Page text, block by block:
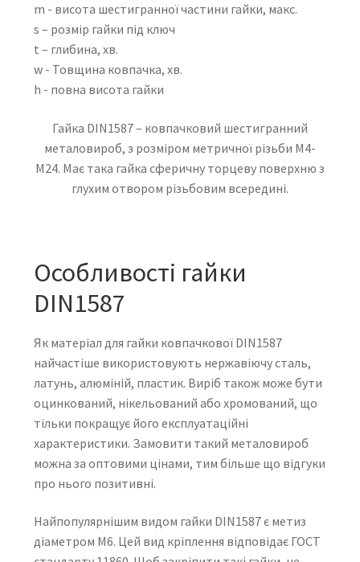
m - висота шестигранної частини гайки, макс.
s – розмір гайки під ключ
t – глибина, хв.
w - Товщина ковпачка, хв.
h - повна висота гайки
Гайка DIN1587 – ковпачковий шестигранний
металовироб, з розміром метричної різьби М4-
М24. Має така гайка сферичну торцеву поверхню з
глухим отвором різьбовим всередині.
Особливості гайки
DIN1587
Як матеріал для гайки ковпачкової DIN1587
найчастіше використовують нержавіючу сталь,
латунь, алюміній, пластик. Виріб також може бути
оцинкований, нікельований або хромований, що
тільки покращує його експлуатаційні
характеристики. Замовити такий металовироб
можна за оптовими цінами, тим більше що відгуки
про нього позитивні.
Найпопулярнішим видом гайки DIN1587 є метиз
діаметром М6. Цей вид кріплення відповідає ГОСТ